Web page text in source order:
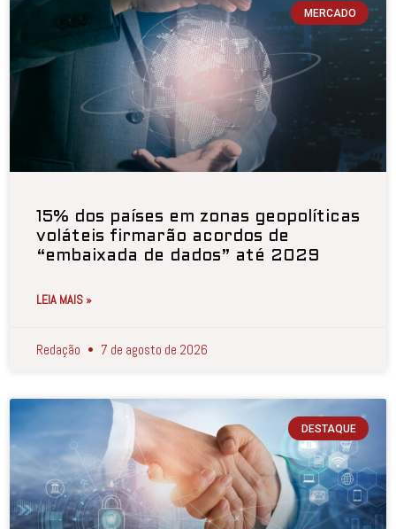
MERCADO
15% dos países em zonas geopolíticas
voláteis firmarão acordos de
“embaixada de dados” até 2029
LEIA MAIS »
Redação 7 de agosto de 2026
DESTAQUE